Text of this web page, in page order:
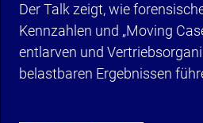
Der Talk zeigt, wie
Kennzahlen und „Moving
entlarven und
belastbaren Ergebnissen